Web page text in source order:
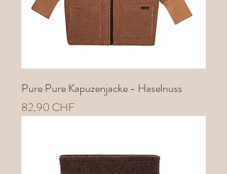
Pure Pure Kapuzenjacke - Haselnuss
Preis
82,90 CHF